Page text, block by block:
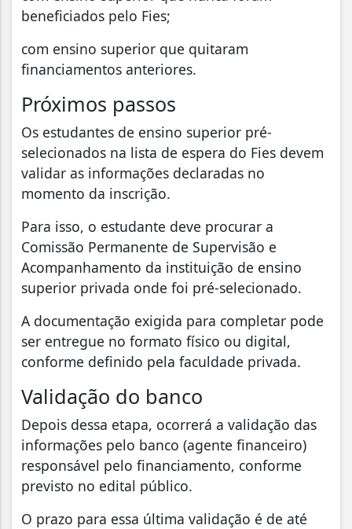
beneficiados pelo Fies;
com ensino superior que quitaram
financiamentos anteriores.
Próximos passos
Os estudantes de ensino superior pré-
selecionados na lista de espera do Fies devem
validar as informações declaradas no
momento da inscrição.​​
​​Para isso, o estudante deve procurar a
Comissão Permanente de Supervisão e
Acompanhamento da instituição de ensino
superior privada onde foi pré-selecionado.
A documentação exigida para completar pode
ser entregue no formato físico ou digital,
conforme definido pela faculdade privada.
Validação do banco
Depois dessa etapa, ocorrerá a validação das
informações pelo banco (agente financeiro)
responsável pelo financiamento, conforme
previsto no edital público.
O prazo para essa última validação é de até